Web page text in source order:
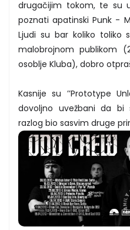
drugačijim tokom, te su
poznati apatinski Punk -
Ljudi su bar koliko toliko
malobrojnom publikom
osoblje Kluba), dobro
Kasnije su ’’Prototype
dovoljno uvežbani da
razlog bio sasvim druge